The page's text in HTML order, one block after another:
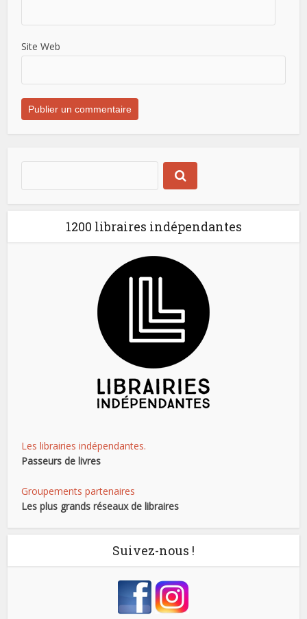
Site Web
1200 libraires indépendantes
Les librairies indépendantes.
Passeurs de livres
Groupements partenaires
Les plus grands réseaux de libraires
Suivez-nous !